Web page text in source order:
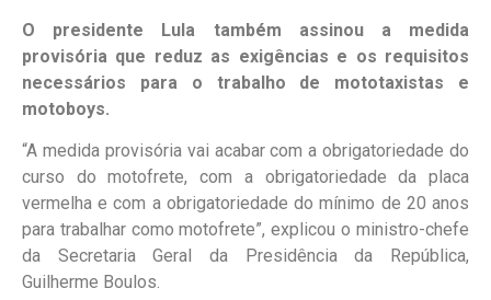
O presidente Lula também assinou a medida
provisória que reduz as exigências e os requisitos
necessários para o trabalho de mototaxistas e
motoboys.
“A medida provisória vai acabar com a obrigatoriedade do
curso do motofrete, com a obrigatoriedade da placa
vermelha e com a obrigatoriedade do mínimo de 20 anos
para trabalhar como motofrete”, explicou o ministro-chefe
da Secretaria Geral da Presidência da República,
Guilherme Boulos.